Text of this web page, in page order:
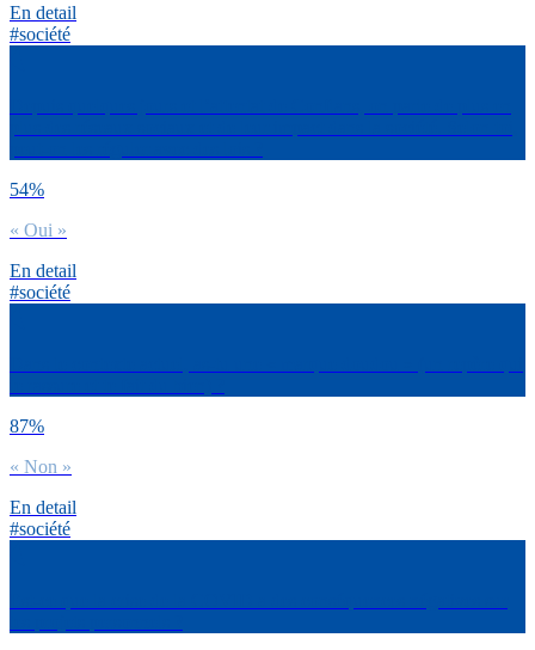
En detail
#société
54%
« Oui »
En detail
#société
87%
« Non »
En detail
#société